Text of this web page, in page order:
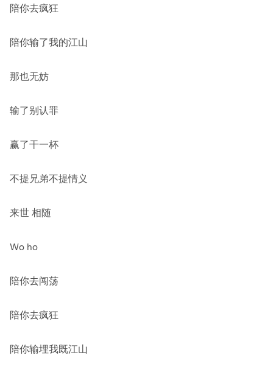
陪你去疯狂
陪你输了我的江山
那也无妨
输了别认罪
赢了干一杯
不提兄弟不提情义
来世 相随
Wo ho
陪你去闯荡
陪你去疯狂
陪你输埋我既江山